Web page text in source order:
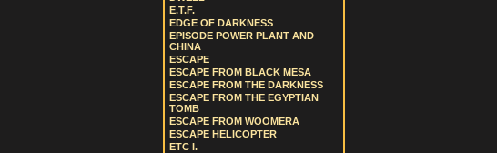
E.T.F.
EDGE OF DARKNESS
EPISODE POWER PLANT AND
CHINA
ESCAPE
ESCAPE FROM BLACK MESA
ESCAPE FROM THE DARKNESS
ESCAPE FROM THE EGYPTIAN
TOMB
ESCAPE FROM WOOMERA
ESCAPE HELICOPTER
ETC I.